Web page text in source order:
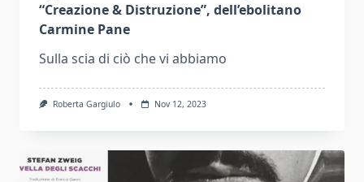
“Creazione & Distruzione”, dell’ebolitano
Carmine Pane
Sulla scia di ciò che vi abbiamo
Roberta Gargiulo Nov 12, 2023